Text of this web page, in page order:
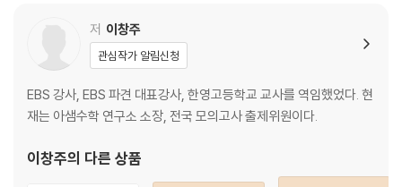
저 이창주
관심작가 알림신청
EBS 강사, EBS 파견 대표강사, 한영고등학교 교사를 역임했었다. 현
재는 아샘수학 연구소 소장, 전국 모의고사 출제위원이다.
이창주의 다른 상품